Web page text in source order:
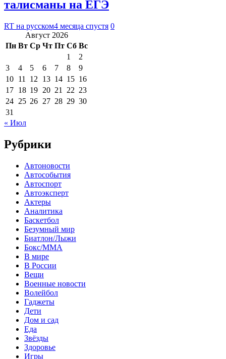
талисманы на ЕГЭ
RT на русском4 месяца спустя 0
Август 2026
Пн Вт Ср Чт Пт Сб Вс
1
2
3
4 5 6 7 8
9
10 11 12 13 14 15 16
17 18 19 20 21 22 23
24 25 26 27 28 29 30
31
« Июл
Рубрики
Автоновости
Автособытия
Автоспорт
Автоэксперт
Актеры
Аналитика
Баскетбол
Безумный мир
Биатлон/Лыжи
Бокс/MMA
В мире
В России
Вещи
Военные новости
Волейбол
Гаджеты
Дети
Дом и сад
Еда
Звёзды
Здоровье
Игры